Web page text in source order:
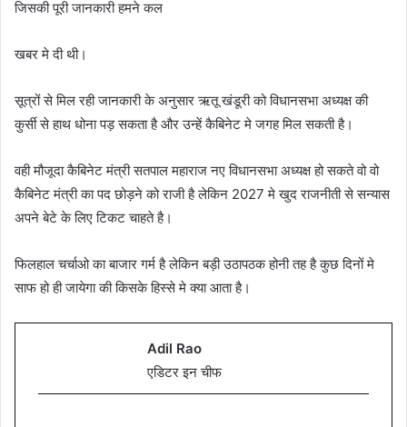
जिसकी पूरी जानकारी हमने कल
खबर मे दी थी।
सूत्रों से मिल रही जानकारी के अनुसार ऋतू खंडूरी को विधानसभा अध्यक्ष की
कुर्सी से हाथ धोना पड़ सकता है और उन्हें कैबिनेट मे जगह मिल सकती है।
वही मौजूदा कैबिनेट मंत्री सतपाल महाराज नए विधानसभा अध्यक्ष हो सकते वो वो
कैबिनेट मंत्री का पद छोड़ने को राजी है लेकिन 2027 मे खुद राजनीती से सन्यास
अपने बेटे के लिए टिकट चाहते है।
फिलहाल चर्चाओ का बाजार गर्म है लेकिन बड़ी उठापठक होनी तह है कुछ दिनों मे
साफ हो ही जायेगा की किसके हिस्से मे क्या आता है।
Adil Rao
एडिटर इन चीफ